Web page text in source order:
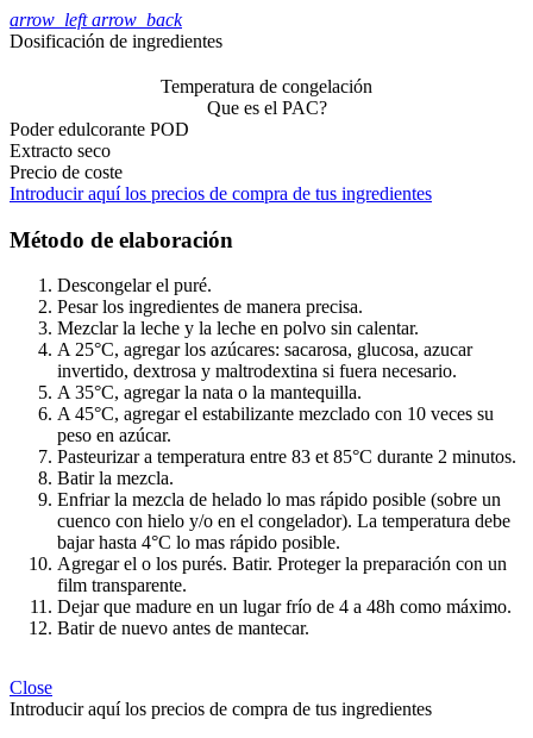
arrow_left arrow_back
Dosificación de ingredientes
Temperatura de congelación
Que es el PAC?
Poder edulcorante POD
Extracto seco
Precio de coste
Introducir aquí los precios de compra de tus ingredientes
Método de elaboración
Descongelar el puré.
Pesar los ingredientes de manera precisa.
Mezclar la leche y la leche en polvo sin calentar.
A 25°C, agregar los azúcares: sacarosa, glucosa, azucar
invertido, dextrosa y maltrodextina si fuera necesario.
A 35°C, agregar la nata o la mantequilla.
A 45°C, agregar el estabilizante mezclado con 10 veces su
peso en azúcar.
Pasteurizar a temperatura entre 83 et 85°C durante 2 minutos.
Batir la mezcla.
Enfriar la mezcla de helado lo mas rápido posible (sobre un
cuenco con hielo y/o en el congelador). La temperatura debe
bajar hasta 4°C lo mas rápido posible.
Agregar el o los purés. Batir. Proteger la preparación con un
film transparente.
Dejar que madure en un lugar frío de 4 a 48h como máximo.
Batir de nuevo antes de mantecar.
Close
Introducir aquí los precios de compra de tus ingredientes